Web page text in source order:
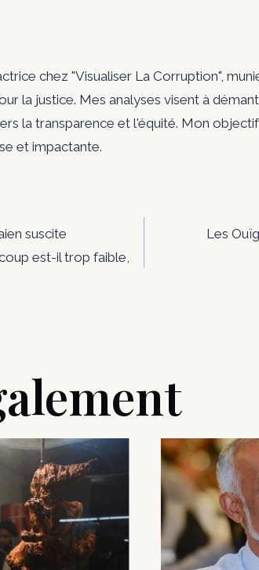
chez "Visualiser La Corruption",
la justice. Mes analyses visent à
la transparence et l'équité. Mon
et impactante.
suscite
est-il trop faible,
Les